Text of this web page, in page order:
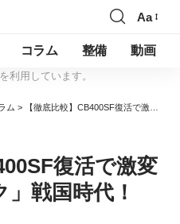
Aa
コラム 整備 動画
利用しています。
ム > 【徹底比較】CB400SF復活で激変する「ヨンヒャク」戦国時代！【ライバル10選】
復活で激変
戦国時代！